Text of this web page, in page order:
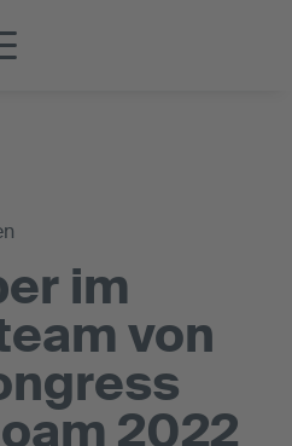
im
von
2022